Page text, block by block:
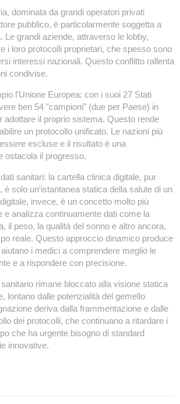
dominata da grandi operatori privati
pubblico, è particolarmente soggetta a
Le grandi aziende, attraverso le lobby,
i loro protocolli proprietari, che spesso sono
interessi nazionali. Questo conflitto rallenta
condivise.
l'Unione Europea: con i suoi 27 Stati
ben 54 "campioni" (due per Paese) in
adottare il proprio sistema. Questo rende
un protocollo unificato. Le nazioni più
escluse e il risultato è una
ostacola il progresso.
sanitari: la cartella clinica digitale, pur
è solo un'istantanea statica della salute di un
invece, è un concetto molto più
e analizza continuamente dati come la
il peso, la qualità del sonno e altro ancora,
reale. Questo approccio dinamico produce
i medici a comprendere meglio le
e a rispondere con precisione.
rimane bloccato alla visione statica
lontano dalle potenzialità del gemello
deriva dalla frammentazione e dalle
dei protocolli, che continuano a ritardare i
che ha urgente bisogno di standard
innovative.